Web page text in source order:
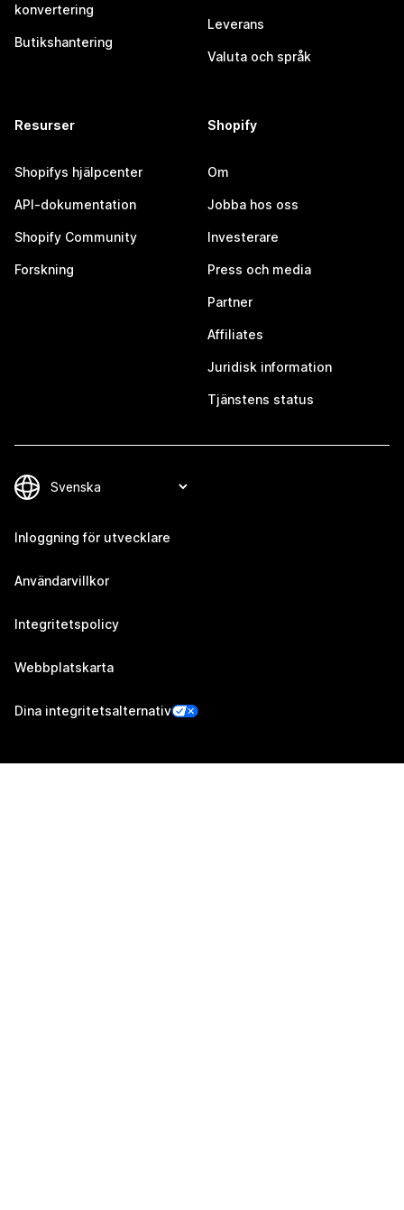
konvertering
Butikshantering
Leverans
Valuta och språk
Resurser
Shopifys hjälpcenter
API-dokumentation
Shopify Community
Forskning
Shopify
Om
Jobba hos oss
Investerare
Press och media
Partner
Affiliates
Juridisk information
Tjänstens status
Inloggning för utvecklare
Användarvillkor
Integritetspolicy
Webbplatskarta
Dina integritetsalternativ